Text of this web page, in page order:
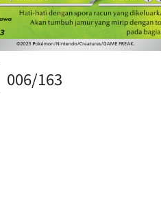
006/163